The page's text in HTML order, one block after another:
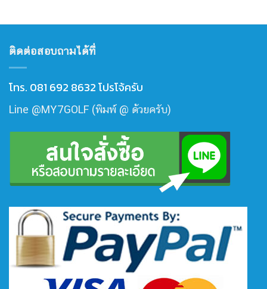
ติดต่อสอบถามได้ที่
โทร. 081 692 8632 โปรโจ้ครับ
Line @MY7GOLF (พิมพ์ @ ด้วยครับ)